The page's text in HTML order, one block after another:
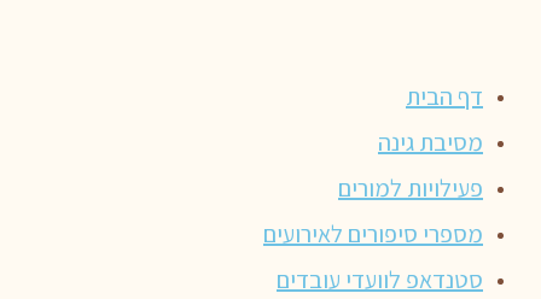
דף הבית
מסיבת גינה
פעילויות למורים
מספרי סיפורים לאירועים
סטנדאפ לוועדי עובדים